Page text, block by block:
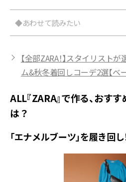
◆あわせて読みたい
【全部ZARA！】スタイリスト
ム&秋冬着回しコーデ2選【ベ
ALL『ZARA』で作る、おす
は？
「エナメルブーツ」を履き回し